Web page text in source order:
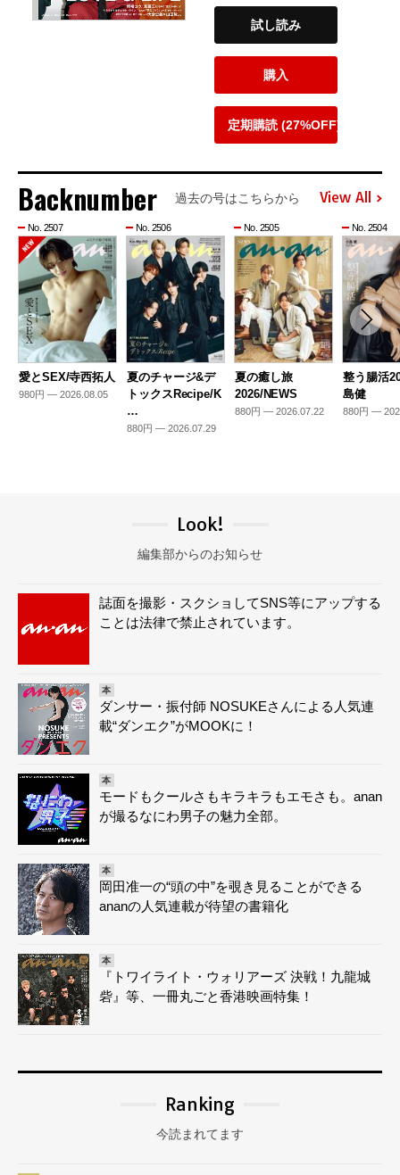
試し読み
購入
定期購読 (27%OFF)
Backnumber 過去の号はこちらから View All
No. 2507
愛とSEX/寺西拓人
980円 — 2026.08.05
No. 2506
夏のチャージ&デ
トックスRecipe/K
…
880円 — 2026.07.29
No. 2505
夏の癒し旅
2026/NEWS
880円 — 2026.07.22
No. 2504
整う腸活
島健
880円 —
Look!
編集部からのお知らせ
誌面を撮影・スクショしてSNS等にアップする
ことは法律で禁止されています。
本
ダンサー・振付師 NOSUKEさんによる人気連
載“ダンエク”がMOOKに！
本
モードもクールさもキラキラもエモさも。anan
が撮るなにわ男子の魅力全部。
本
岡田准一の“頭の中”を覗き見ることができる
ananの人気連載が待望の書籍化
本
『トワイライト・ウォリアーズ 決戦！九龍城
砦』等、一冊丸ごと香港映画特集！
Ranking
今読まれてます